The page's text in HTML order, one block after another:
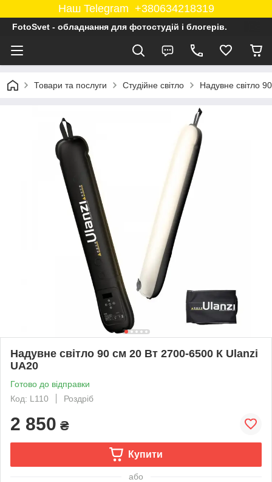
Наш Telegram +380634218319
FotoSvet - обладнання для фотостудій і блогерів.
Товари та послуги Студійне світло Надувне світло
Надувне світло 90 см 20 Вт 2700-6500 К Ulanzi
UA20
Готово до відправки
Код: L110
Роздріб
2 850 ₴
Купити
або